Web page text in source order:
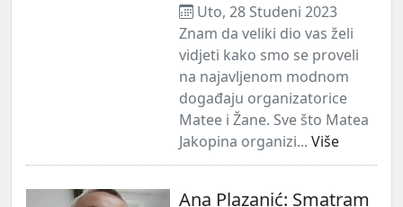
Uto, 28 Studeni 2023
Znam da veliki dio vas želi
vidjeti kako smo se proveli
na najavljenom modnom
događaju organizatorice
Matee i Žane. Sve što Matea
Jakopina organizi... Više
Ana Plazanić: Smatram